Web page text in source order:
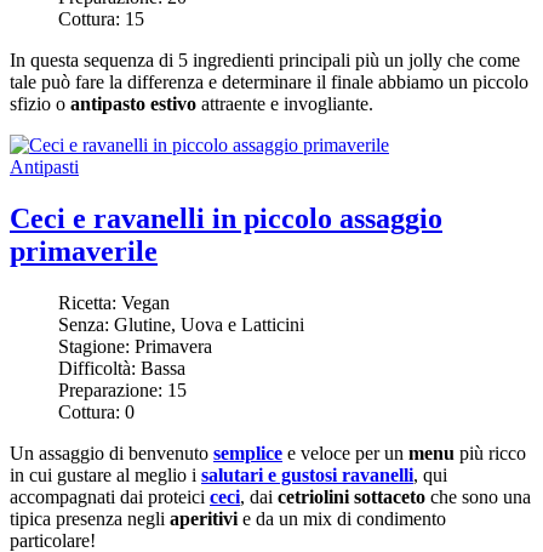
Cottura: 15
In questa sequenza di 5 ingredienti principali più un jolly che come
tale può fare la differenza e determinare il finale abbiamo un piccolo
sfizio o antipasto estivo attraente e invogliante.
Antipasti
Ceci e ravanelli in piccolo assaggio
primaverile
Ricetta: Vegan
Senza: Glutine, Uova e Latticini
Stagione: Primavera
Difficoltà: Bassa
Preparazione: 15
Cottura: 0
Un assaggio di benvenuto semplice e veloce per un menu più ricco
in cui gustare al meglio i salutari e gustosi ravanelli, qui
accompagnati dai proteici ceci, dai cetriolini sottaceto che sono una
tipica presenza negli aperitivi e da un mix di condimento
particolare!